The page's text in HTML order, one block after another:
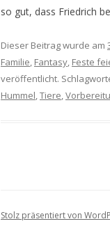
so gut, dass Friedrich
Dieser Beitrag wurde am
Familie, Fantasy, Feste
veröffentlicht.
Hummel,Tiere,
Stolz präsentiert von